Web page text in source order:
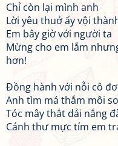
Chỉ còn lại mình anh
Lời yêu thuở ấy vội
Em bây giờ với người ta
Mừng cho em lắm
hơn!
Đồng hành với nỗi cô
Anh tìm má thắm môi
Tóc mây thắt dải nắng
Cánh thư mực tím em